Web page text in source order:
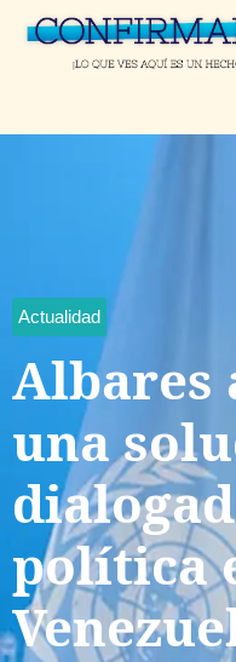
Actualidad
Albares
una
política